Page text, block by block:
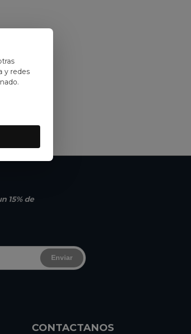
y redes
15% de
Enviar
CONTACTANOS